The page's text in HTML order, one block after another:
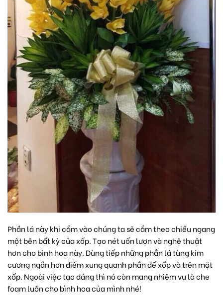
Phần lá này khi cắm vào chúng ta sẽ cắm theo chiều ngang
một bên bất kỳ của xốp. Tạo nét uốn lượn và nghệ thuật
hơn cho bình hoa này. Dùng tiếp những phần lá tùng kim
cương ngắn hơn điểm xung quanh phần đế xốp và trên mặt
xốp. Ngoài việc tạo dáng thì nó còn mang nhiệm vụ là che
foam luôn cho bình hoa của mình nhé!